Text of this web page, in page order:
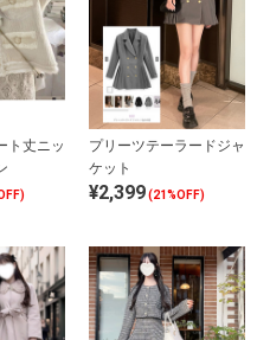
ト丈ニッ
プリーツテーラードジャ
ケット
¥2,399(21%OFF)